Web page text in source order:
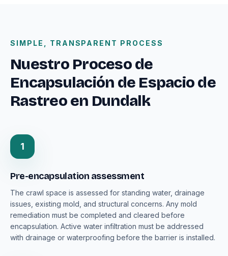
SIMPLE, TRANSPARENT PROCESS
Nuestro Proceso de
Encapsulación de Espacio de
Rastreo en Dundalk
1
Pre-encapsulation assessment
The crawl space is assessed for standing water, drainage
issues, existing mold, and structural concerns. Any mold
remediation must be completed and cleared before
encapsulation. Active water infiltration must be addressed
with drainage or waterproofing before the barrier is installed.